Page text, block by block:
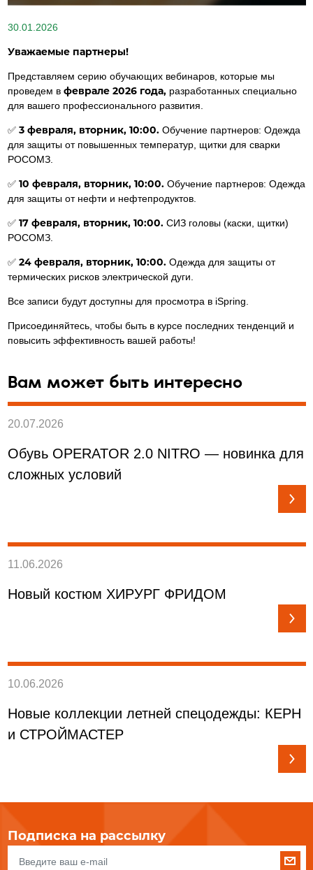
30.01.2026
Уважаемые партнеры!
Представляем серию обучающих вебинаров, которые мы
проведем в феврале 2026 года,разработанных специально
для вашего профессионального развития.
✅ 3 февраля, вторник, 10:00. Обучение партнеров: Одежда
для защиты от повышенных температур, щитки для сварки
РОСОМЗ.
✅ 10 февраля, вторник, 10:00. Обучение партнеров: Одежда
для защиты от нефти и нефтепродуктов.
✅ 17 февраля, вторник, 10:00. СИЗ головы (каски, щитки)
РОСОМЗ.
✅ 24 февраля, вторник, 10:00. Одежда для защиты от
термических рисков электрической дуги.
Все записи будут доступны для просмотра в iSpring.
Присоединяйтесь, чтобы быть в курсе последних тенденций и
повысить эффективность вашей работы!
Вам может быть интересно
20.07.2026
Обувь OPERATOR 2.0 NITRO — новинка для
сложных условий
11.06.2026
Новый костюм ХИРУРГ ФРИДОМ
10.06.2026
Новые коллекции летней спецодежды: КЕРН
и СТРОЙМАСТЕР
Подписка на рассылку